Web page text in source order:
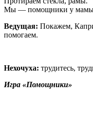
Мы — помощники у
Ведущая: Покажем,
помогаем.
Нехочуха: трудитесь,
Игра «Помощники»